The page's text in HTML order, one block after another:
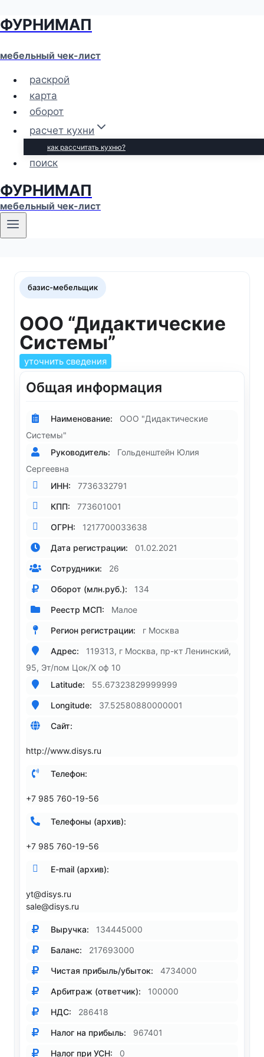
Перейти
содержимому
ФУРНИМАП
мебельный чек-лист
раскрой
карта
оборот
расчет кухни
как рассчитать кухню?
поиск
ФУРНИМАП
мебельный чек-лист
базис-мебельщик
ООО “Дидактические
Системы”
уточнить сведения
Общая информация
Наименование:
ООО "Дидактические
Системы"
Руководитель:
Гольденштейн Юлия
Сергеевна
ИНН:
7736332791
КПП: 773601001
ОГРН: 1217700033638
Дата регистрации: 01.02.2021
Сотрудники: 26
Оборот (млн.руб.): 134
Реестр МСП: Малое
Регион регистрации: г Москва
Адрес:
119313, г Москва, пр-кт Ленинский,
95, Эт/пом Цок/X оф 10
Latitude:
55.67323829999999
Longitude: 37.52580880000001
Сайт:
http://www.disys.ru
Телефон:
+7 985 760-19-56
Телефоны (архив):
+7 985 760-19-56
E-mail (архив):
yt@disys.ru
sale@disys.ru
Выручка: 134445000
Баланс: 217693000
Чистая прибыль/убыток: 4734000
Арбитраж (ответчик): 100000
НДС: 286418
Налог на прибыль: 967401
Налог при УСН: 0